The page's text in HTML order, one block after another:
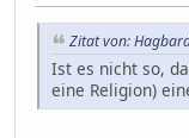
Zitat von:
Ist es nicht so,
eine Religion)